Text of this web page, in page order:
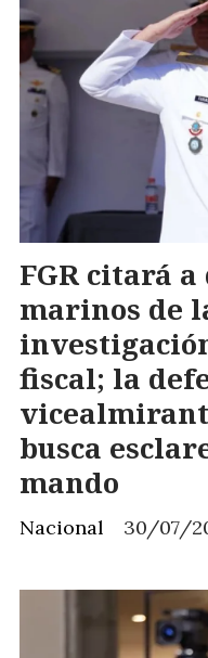
FGR citará
marinos de
fiscal; la
busca
mando
Nacional 30/07/